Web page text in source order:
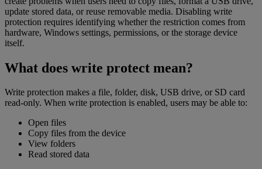
update stored data, or reuse removable media. Disabling write
protection requires identifying whether the restriction comes from
hardware, Windows settings, permissions, or the storage device
itself.
What does write protect mean?
Write protection makes a file, folder, disk, USB drive, or SD card
read-only. When write protection is enabled, users may be able to:
Open files
Copy files from the device
View folders
Read stored data